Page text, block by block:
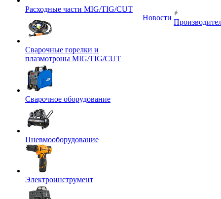
Расходные части MIG/TIG/CUT
Сварочные горелки и
плазмотроны MIG/TIG/CUT
Сварочное оборудование
Пневмооборудование
Электроинструмент
Новости